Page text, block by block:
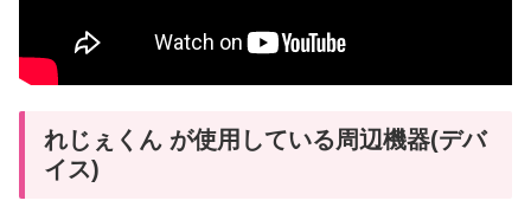
れじぇくん が使用している周辺機器(デバ
イス)